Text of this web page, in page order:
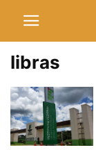
Iibras